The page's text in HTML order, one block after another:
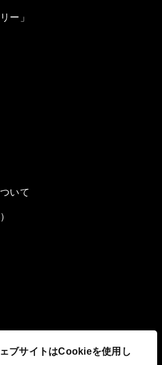
ブサイトはCookieを使用し
ー」
いて
り組み